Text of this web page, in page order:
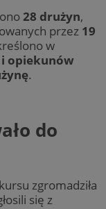
28 drużyn,
przez 19
w
opiekunów
.
do
zgromadziła
się z